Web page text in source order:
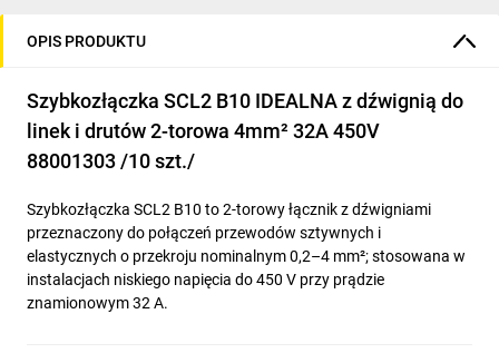
OPIS PRODUKTU
Szybkozłączka SCL2 B10 IDEALNA z dźwignią do
linek i drutów 2-torowa 4mm² 32A 450V
88001303 /10 szt./
Szybkozłączka SCL2 B10 to 2-torowy łącznik z dźwigniami
przeznaczony do połączeń przewodów sztywnych i
elastycznych o przekroju nominalnym 0,2–4 mm²; stosowana w
instalacjach niskiego napięcia do 450 V przy prądzie
znamionowym 32 A.